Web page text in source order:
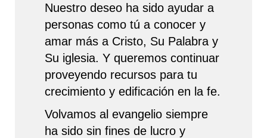
Nuestro deseo ha sido ayudar a
personas como tú a conocer y
amar más a Cristo, Su Palabra y
Su iglesia. Y queremos continuar
proveyendo recursos para tu
crecimiento y edificación en la fe.
Volvamos al evangelio siempre
ha sido sin fines de lucro y